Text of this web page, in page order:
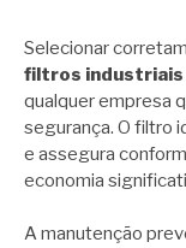
Selecionar
filtros industriais
qualquer empresa
segurança. O filtro
e assegura
economia
A manutenção